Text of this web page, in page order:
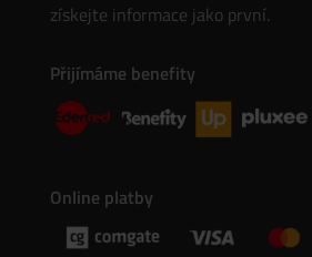
získejte informace jako první.
Přijímáme benefity
Online platby